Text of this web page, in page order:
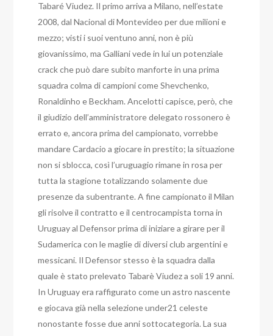
Tabaré Viudez. Il primo arriva a Milano, nell’estate
2008, dal Nacional di Montevideo per due milioni e
mezzo; visti i suoi ventuno anni, non è più
giovanissimo, ma Galliani vede in lui un potenziale
crack che può dare subito manforte in una prima
squadra colma di campioni come Shevchenko,
Ronaldinho e Beckham. Ancelotti capisce, però, che
il giudizio dell’amministratore delegato rossonero è
errato e, ancora prima del campionato, vorrebbe
mandare Cardacio a giocare in prestito; la situazione
non si sblocca, così l’uruguagio rimane in rosa per
tutta la stagione totalizzando solamente due
presenze da subentrante. A fine campionato il Milan
gli risolve il contratto e il centrocampista torna in
Uruguay al Defensor prima di iniziare a girare per il
Sudamerica con le maglie di diversi club argentini e
messicani. Il Defensor stesso è la squadra dalla
quale è stato prelevato Tabarè Viudez a soli 19 anni.
In Uruguay era raffigurato come un astro nascente
e giocava già nella selezione under21 celeste
nonostante fosse due anni sottocategoria. La sua